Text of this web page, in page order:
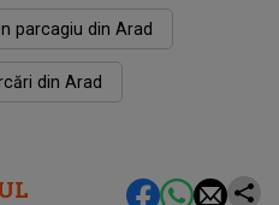
parcagiu din Arad
din Arad